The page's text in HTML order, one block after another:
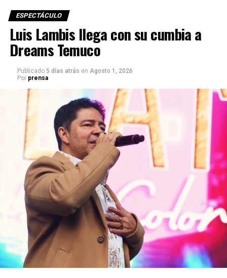
ESPECTÁCULO
Luis Lambis llega con su cumbia a
Dreams Temuco
Publicado 5 días atrás en Agosto 1, 2026
Por prensa